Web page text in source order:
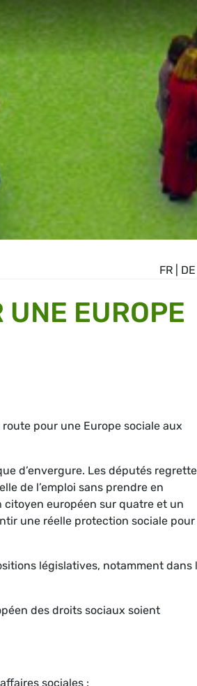
FR DE
EUROPE
pour une Europe sociale aux
d’envergure. Les députés
de l’emploi sans prendre en
citoyen européen sur quatre et un
une réelle protection sociale pour
législatives, notamment dans
des droits sociaux soient
sociales :